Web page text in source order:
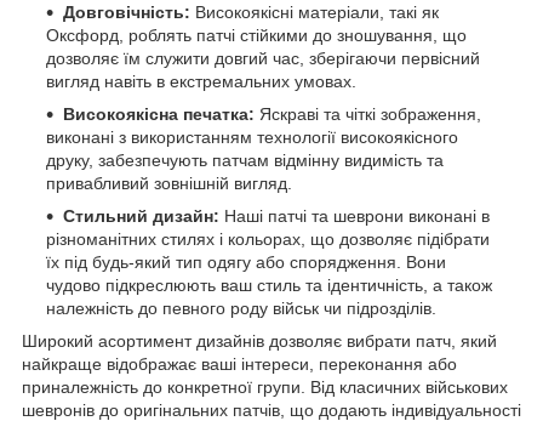
Довговічність: Високоякісні матеріали, такі як
Оксфорд, роблять патчі стійкими до зношування, що
дозволяє їм служити довгий час, зберігаючи первісний
вигляд навіть в екстремальних умовах.
Високоякісна печатка: Яскраві та чіткі зображення,
виконані з використанням технології високоякісного
друку, забезпечують патчам відмінну видимість та
привабливий зовнішній вигляд.
Стильний дизайн: Наші патчі та шеврони виконані в
різноманітних стилях і кольорах, що дозволяє підібрати
їх під будь-який тип одягу або спорядження. Вони
чудово підкреслюють ваш стиль та ідентичність, а також
належність до певного роду військ чи підрозділів.
Широкий асортимент дизайнів дозволяє вибрати патч, який
найкраще відображає ваші інтереси, переконання або
приналежність до конкретної групи. Від класичних військових
шевронів до оригінальних патчів, що додають індивідуальності